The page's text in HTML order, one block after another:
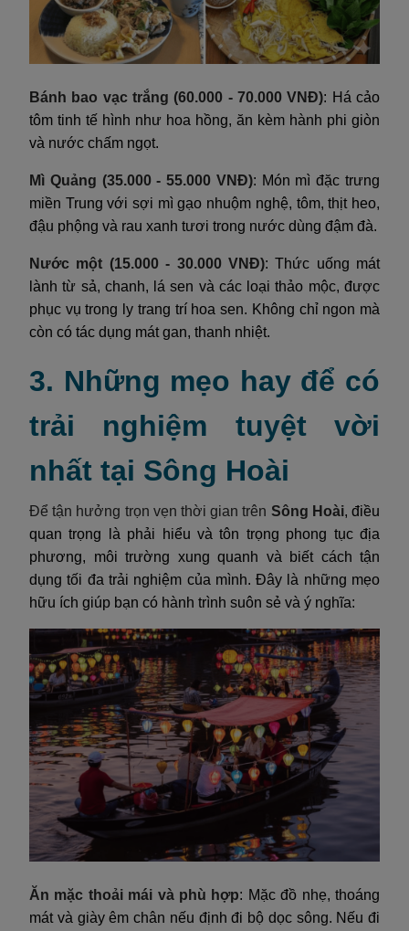
Bánh bao vạc trắng (60.000 - 70.000 VNĐ): Há cảo
tôm tinh tế hình như hoa hồng, ăn kèm hành phi giòn
và nước chấm ngọt.
Mì Quảng (35.000 - 55.000 VNĐ): Món mì đặc trưng
miền Trung với sợi mì gạo nhuộm nghệ, tôm, thịt heo,
đậu phộng và rau xanh tươi trong nước dùng đậm đà.
Nước một (15.000 - 30.000 VNĐ): Thức uống mát
lành từ sả, chanh, lá sen và các loại thảo mộc, được
phục vụ trong ly trang trí hoa sen. Không chỉ ngon mà
còn có tác dụng mát gan, thanh nhiệt.
3. Những mẹo hay để có
trải nghiệm tuyệt vời
nhất tại Sông Hoài
Để tận hưởng trọn vẹn thời gian trên Sông Hoài, điều
quan trọng là phải hiểu và tôn trọng phong tục địa
phương, môi trường xung quanh và biết cách tận
dụng tối đa trải nghiệm của mình. Đây là những mẹo
hữu ích giúp bạn có hành trình suôn sẻ và ý nghĩa:
Ăn mặc thoải mái và phù hợp: Mặc đồ nhẹ, thoáng
mát và giày êm chân nếu định đi bộ dọc sông. Nếu đi